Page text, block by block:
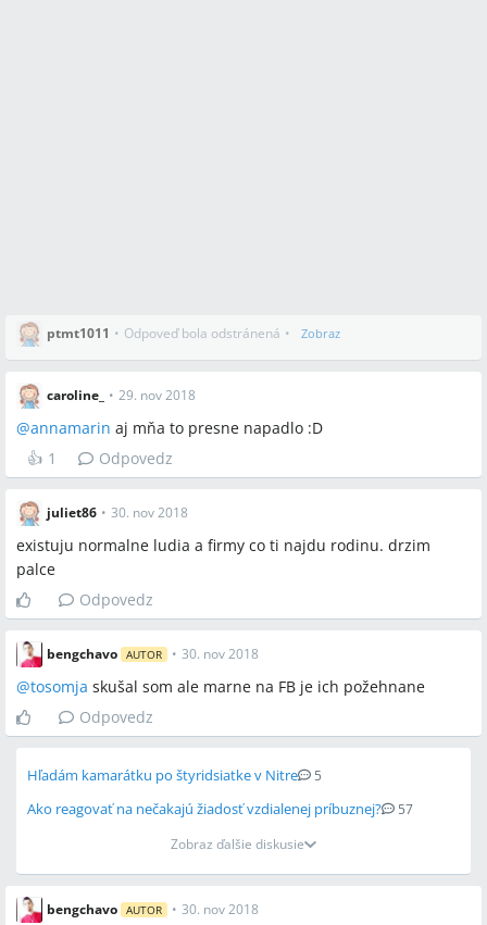
ptmt1011 • Odpoveď bola odstránená • Zobraz
caroline_ • 29. nov 2018
@annamarin aj mňa to presne napadlo :D
👍 1 Odpovedz
juliet86 • 30. nov 2018
existuju normalne ludia a firmy co ti najdu rodinu. drzim
palce
Odpovedz
bengchavo AUTOR • 30. nov 2018
@tosomja skušal som ale marne na FB je ich požehnane
Odpovedz
Hľadám kamarátku po štyridsiatke v Nitre 5
Ako reagovať na nečakajú žiadosť vzdialenej príbuznej?
57
Zobraz ďalšie diskusie
bengchavo AUTOR • 30. nov 2018